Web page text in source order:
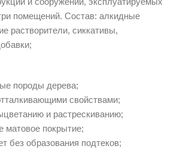
помещений. Состав: алкидные
растворители, сиккативы,
породы дерева;
свойствами;
и растрескиванию;
покрытие;
образования подтеков;